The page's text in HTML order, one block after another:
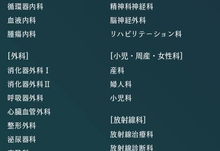
循環器内科
血液内科
腫瘍内科
[外科]
消化器外科Ⅰ
消化器外科Ⅱ
呼吸器外科
心臓血管外科
整形外科
泌尿器科
精神科神経科
脳神経外科
リハビリテーション科
[小児・周産・女性科]
産科
婦人科
小児科
[放射線科]
放射線治療科
放射線診断科